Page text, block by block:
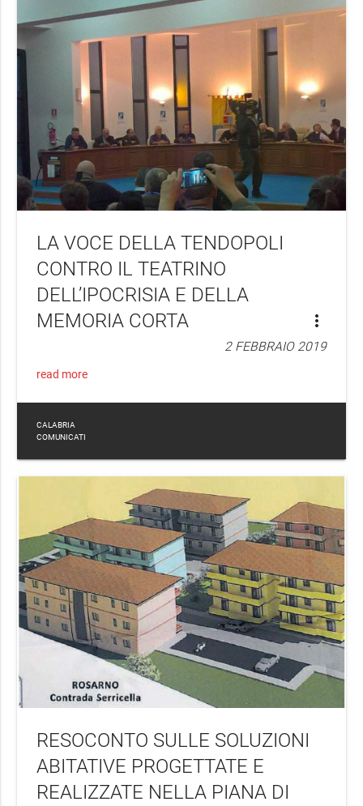
LA VOCE DELLA TENDOPOLI
CONTRO IL TEATRINO
DELL’IPOCRISIA E DELLA
MEMORIA CORTA
more_vert
2 FEBBRAIO 2019
read more
CALABRIA
COMUNICATI
RESOCONTO SULLE SOLUZIONI
ABITATIVE PROGETTATE E
REALIZZATE NELLA PIANA DI